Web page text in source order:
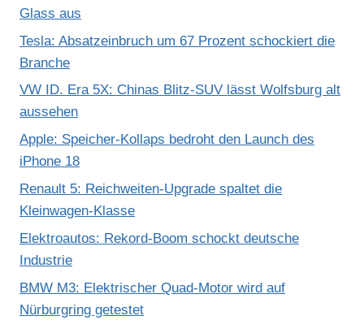
Glass aus
Tesla: Absatzeinbruch um 67 Prozent schockiert die
Branche
VW ID. Era 5X: Chinas Blitz-SUV lässt Wolfsburg alt
aussehen
Apple: Speicher-Kollaps bedroht den Launch des
iPhone 18
Renault 5: Reichweiten-Upgrade spaltet die
Kleinwagen-Klasse
Elektroautos: Rekord-Boom schockt deutsche
Industrie
BMW M3: Elektrischer Quad-Motor wird auf
Nürburgring getestet